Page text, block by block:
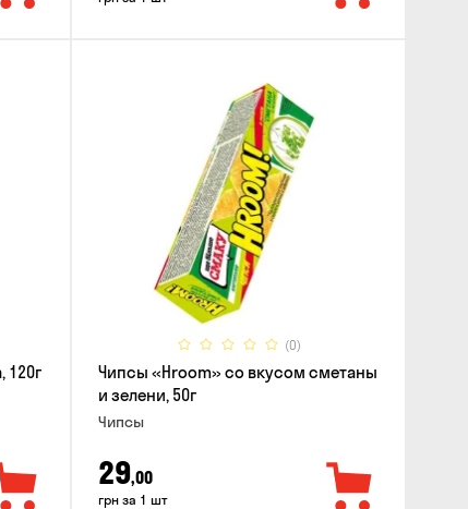
120г
(0)
Чипсы «Hroom» со вкусом сметаны
и зелени, 50г
Чипсы
29,00
грн за 1 шт